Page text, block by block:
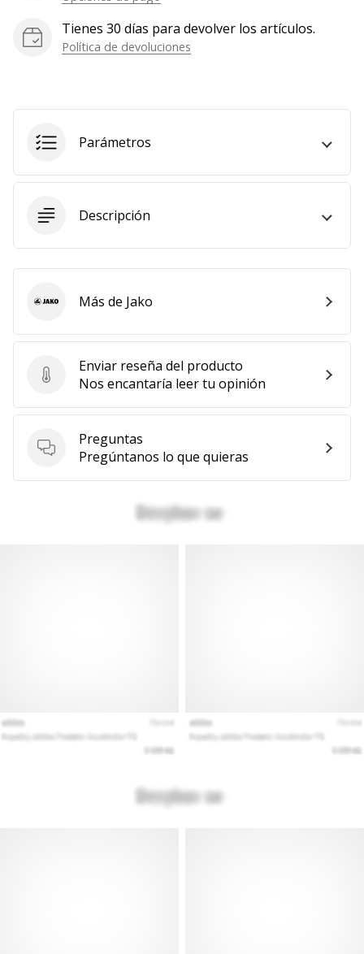
equipo!
artículos
Tienes 30 días para devolver los artículos.
Política de devoluciones
Parámetros
Descripción
Enviar reseña del producto
Enviar reseña del producto
Nos encantaría leer tu opinión
Preguntas
Preguntas
Pregúntanos lo que quieras
Jako Más de Jako